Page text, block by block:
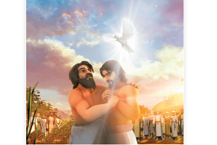
我里面有平安。在世上你们有苦难；但你们可以放
心，我已经胜了世界。”
《约翰福音》16:33（和合
本）
第2课上帝的同在
超级真理：上帝永远与我同在。
超级经文：
“你们当刚强壮胆，不要害怕，也不要
畏惧他们，因为耶和华你的神和你同去。祂必不撇
下你，也不丢弃你。”《申命记》31:6 （和合本）
第3课我的救赎主活着
超级真理：耶稣是我的救赎主。